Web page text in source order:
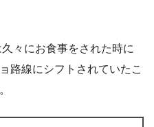
々にお食事をされた時に
路線にシフトされていたこ